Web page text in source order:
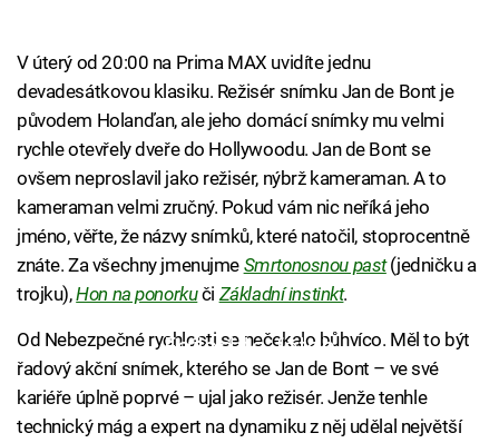
V úterý od 20:00 na Prima MAX uvidíte jednu
devadesátkovou klasiku. Režisér snímku Jan de Bont je
původem Holanďan, ale jeho domácí snímky mu velmi
rychle otevřely dveře do Hollywoodu. Jan de Bont se
ovšem neproslavil jako režisér, nýbrž kameraman. A to
kameraman velmi zručný. Pokud vám nic neříká jeho
jméno, věřte, že názvy snímků, které natočil, stoprocentně
znáte. Za všechny jmenujme Smrtonosnou past (jedničku a
trojku),Hon na ponorkuči Základní instinkt.
Failed to fetch
Od Nebezpečné rychlosti se nečekalo bůhvíco. Měl to být
řadový akční snímek, kterého se Jan de Bont – ve své
kariéře úplně poprvé – ujal jako režisér. Jenže tenhle
technický mág a expert na dynamiku z něj udělal největší